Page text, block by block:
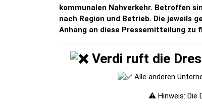
kommunalen Nahverkehr. Betroffen
nach Region und Betrieb. Die jeweils
Anhang an diese Pressemitteilung zu
Verdi ruft die
Alle anderen
⚠️ Hinweis: Die